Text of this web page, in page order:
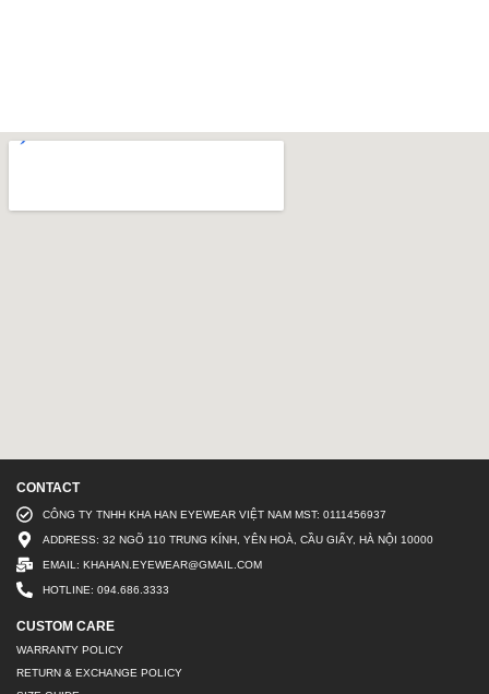
CONTACT
CÔNG TY TNHH KHA HAN EYEWEAR VIỆT NAM MST: 0111456937
ADDRESS: 32 NGÕ 110 TRUNG KÍNH, YÊN HOÀ, CẦU GIẤY, HÀ NỘI 10000
EMAIL: KHAHAN.EYEWEAR@GMAIL.COM
HOTLINE: 094.686.3333
CUSTOM CARE
WARRANTY POLICY
RETURN & EXCHANGE POLICY